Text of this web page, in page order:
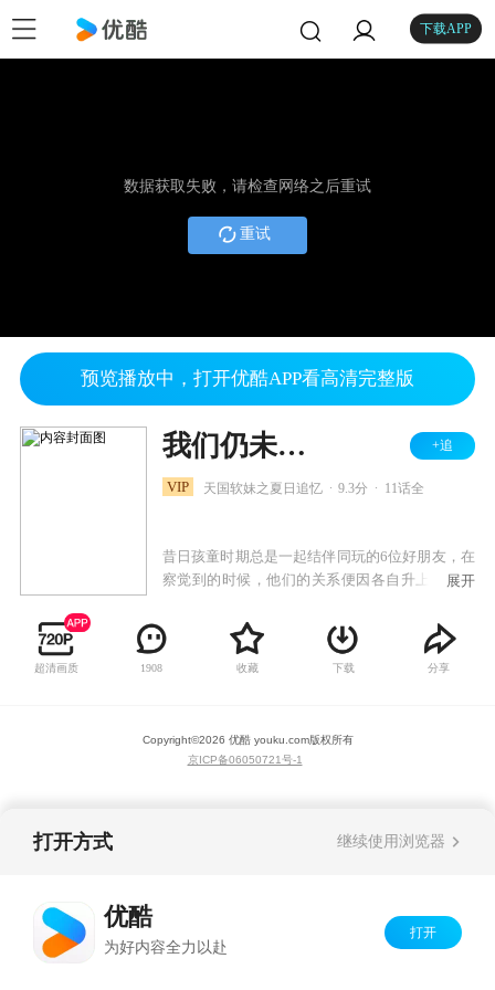
下载APP
数据获取失败，请检查网络之后重试
重试
预览播放中，打开优酷APP看高清完整版
我们仍未知道那天所看见的花的名字 +追
VIP 天国软妹之夏日追忆 9.3分 11话全
昔日孩童时期总是一起结伴同玩的6位好朋友，在
察觉到的时候，他们的关系便因各自升上了高中
但唯独不变的女主角本间芽衣子却突然出现在已
像隐蔽青年般的主人公宿海仁太面前，虽然芽衣
子说她要让仁太帮她达成愿望，但当仁太也去了
展开
超清画质 1908 收藏 下载 分享
Copyright©2026 优酷 youku.com版权所有
京ICP备06050721号-1
打开方式 继续使用浏览器
优酷
为好内容全力以赴
打开